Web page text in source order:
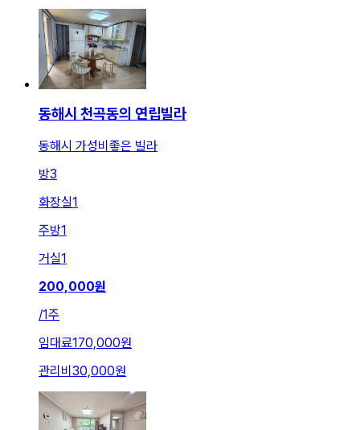
동해시 천곡동의 연립빌라
동해시 가성비좋은 빌라
방3
화장실1
주방1
거실1
200,000원
/1주
임대료170,000원
관리비 30,000원